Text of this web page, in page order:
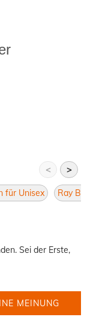
< >
für Unisex Ray
Sei der Erste,
MEINUNG